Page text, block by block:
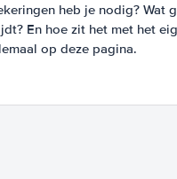
heb je nodig? Wat
En hoe zit het met het
op deze pagina.